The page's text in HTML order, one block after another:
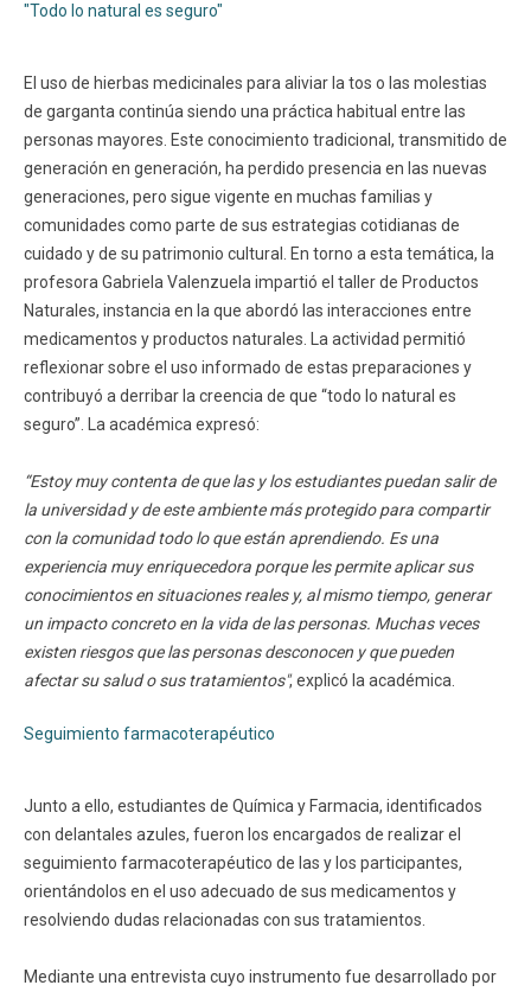
"Todo lo natural es seguro"
El uso de hierbas medicinales para aliviar la tos o las molestias
de garganta continúa siendo una práctica habitual entre las
personas mayores. Este conocimiento tradicional, transmitido de
generación en generación, ha perdido presencia en las nuevas
generaciones, pero sigue vigente en muchas familias y
comunidades como parte de sus estrategias cotidianas de
cuidado y de su patrimonio cultural. En torno a esta temática, la
profesora Gabriela Valenzuela impartió el taller de Productos
Naturales, instancia en la que abordó las interacciones entre
medicamentos y productos naturales. La actividad permitió
reflexionar sobre el uso informado de estas preparaciones y
contribuyó a derribar la creencia de que “todo lo natural es
seguro”. La académica expresó:
“Estoy muy contenta de que las y los estudiantes puedan salir de
la universidad y de este ambiente más protegido para compartir
con la comunidad todo lo que están aprendiendo. Es una
experiencia muy enriquecedora porque les permite aplicar sus
conocimientos en situaciones reales y, al mismo tiempo, generar
un impacto concreto en la vida de las personas. Muchas veces
existen riesgos que las personas desconocen y que pueden
afectar su salud o sus tratamientos", explicó la académica.
Seguimiento farmacoterapéutico
Junto a ello, estudiantes de Química y Farmacia, identificados
con delantales azules, fueron los encargados de realizar el
seguimiento farmacoterapéutico de las y los participantes,
orientándolos en el uso adecuado de sus medicamentos y
resolviendo dudas relacionadas con sus tratamientos.
Mediante una entrevista cuyo instrumento fue desarrollado por